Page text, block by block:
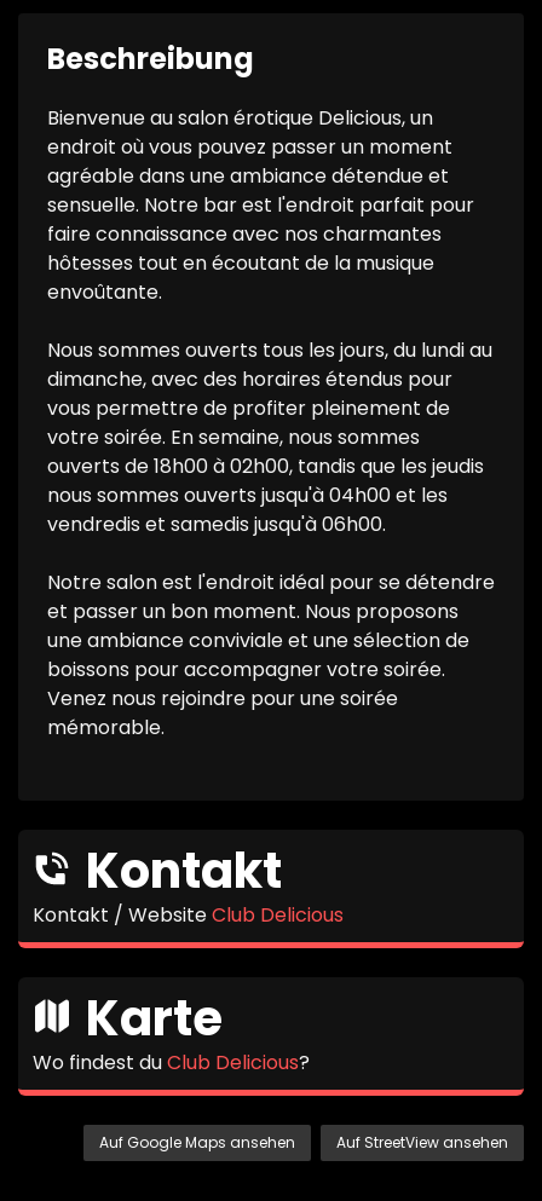
Beschreibung
Bienvenue au salon érotique Delicious, un
endroit où vous pouvez passer un moment
agréable dans une ambiance détendue et
sensuelle. Notre bar est l'endroit parfait pour
faire connaissance avec nos charmantes
hôtesses tout en écoutant de la musique
envoûtante.
Nous sommes ouverts tous les jours, du lundi au
dimanche, avec des horaires étendus pour
vous permettre de profiter pleinement de
votre soirée. En semaine, nous sommes
ouverts de 18h00 à 02h00, tandis que les jeudis
nous sommes ouverts jusqu'à 04h00 et les
vendredis et samedis jusqu'à 06h00.
Notre salon est l'endroit idéal pour se détendre
et passer un bon moment. Nous proposons
une ambiance conviviale et une sélection de
boissons pour accompagner votre soirée.
Venez nous rejoindre pour une soirée
mémorable.
Kontakt
Kontakt / WebsiteClub Delicious
Karte
Wo findest duClub Delicious?
Auf Google Maps ansehen Auf StreetView ansehen